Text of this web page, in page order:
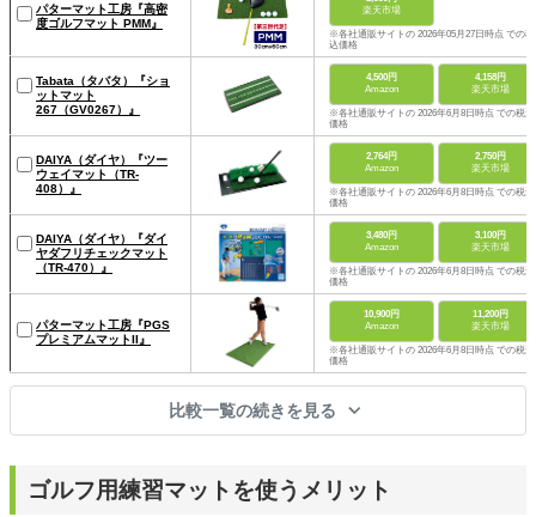
パターマット工房『高密
度ゴルフマット PMM』
楽天市場
※各社通販サイトの 2026年05月27日時点 での税
込価格
Tabata（タバタ）『ショ
ットマット
267（GV0267）』
4,500円
Amazon
4,158円
楽天市場
※各社通販サイトの 2026年6月8日時点 での税込
価格
DAIYA（ダイヤ）『ツー
ウェイマット（TR-
408）』
2,764円
Amazon
2,750円
楽天市場
※各社通販サイトの 2026年6月8日時点 での税込
価格
DAIYA（ダイヤ）『ダイ
ヤダフリチェックマット
（TR-470）』
3,480円
Amazon
3,100円
楽天市場
※各社通販サイトの 2026年6月8日時点 での税込
価格
パターマット工房『PGS
プレミアムマットII』
10,900円
Amazon
11,200円
楽天市場
※各社通販サイトの 2026年6月8日時点 での税込
価格
比較一覧の続きを見る
ゴルフ用練習マットを使うメリット